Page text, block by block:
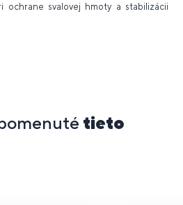
ochrane svalovej hmoty a stabilizácii
tieto